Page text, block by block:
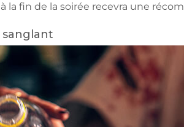
la fin de la soirée recevra une